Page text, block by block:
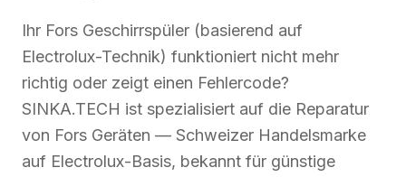
Ihr Fors Geschirrspüler (basierend auf
Electrolux-Technik) funktioniert nicht mehr
richtig oder zeigt einen Fehlercode?
SINKA.TECH ist spezialisiert auf die Reparatur
von Fors Geräten — Schweizer Handelsmarke
auf Electrolux-Basis, bekannt für günstige